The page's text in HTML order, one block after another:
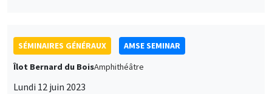
SÉMINAIRES GÉNÉRAUX
AMSE SEMINAR
Îlot Bernard du BoisAmphithéâtre
Lundi 12 juin 2023